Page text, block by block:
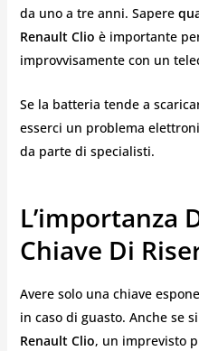
da uno a tre anni. Sapere
Renault Clio è importante
improvvisamente con un
Se la batteria tende a
esserci un problema
da parte di specialisti.
L’importanza
Chiave Di
Avere solo una chiave
in caso di guasto. Anche se
Renault Clio, un imprevisto